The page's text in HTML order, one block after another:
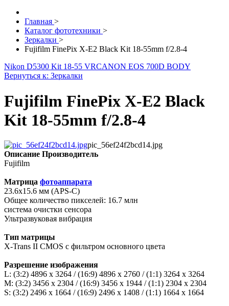
Главная >
Каталог фототехники >
Зеркалки >
Fujifilm FinePix X-E2 Black Kit 18-55mm f/2.8-4
Nikon D5300 Kit 18-55 VRCANON EOS 700D BODY
Вернуться к: Зеркалки
Fujifilm FinePix X-E2 Black
Kit 18-55mm f/2.8-4
pic_56ef24f2bcd14.jpg
Описание Производитель
Fujifilm
Матрица фотоаппарата
23.6х15.6 мм (APS-C)
Общее количество пикселей: 16.7 млн
система очистки сенсора
Ультразвуковая вибрация
Тип матрицы
X-Trans II CMOS с фильтром основного цвета
Разрешение изображения
L: (3:2) 4896 x 3264 / (16:9) 4896 x 2760 / (1:1) 3264 x 3264
M: (3:2) 3456 x 2304 / (16:9) 3456 x 1944 / (1:1) 2304 x 2304
S: (3:2) 2496 x 1664 / (16:9) 2496 x 1408 / (1:1) 1664 x 1664